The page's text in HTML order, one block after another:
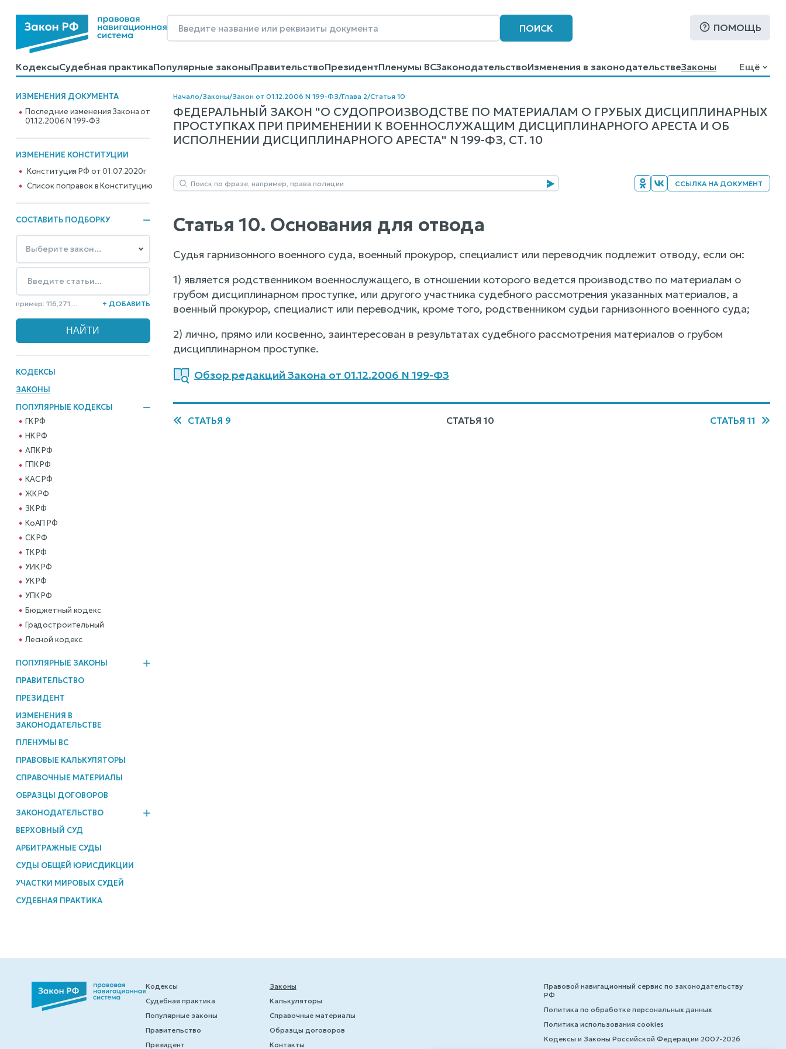
ПОИСК ПОМОЩЬ
КодексыСудебная практикаПопулярные законыПравительствоПрезидентПленумы ВСЗаконодательствоИзменения в законодательствеЗаконы
КалькуляторыСправочные материалыОбразцы договоровКонтактыПомощьПоиск
Ещё
ИЗМЕНЕНИЯ ДОКУМЕНТА
Последние изменения Закона от
01.12.2006 N 199-ФЗ
ИЗМЕНЕНИЕ КОНСТИТУЦИИ
Конституция РФ от 01.07.2020г
Cписок поправок в Конституцию
СОСТАВИТЬ ПОДБОРКУ
пример: 116,271,... + ДОБАВИТЬ
КОДЕКСЫ
ЗАКОНЫ
ПОПУЛЯРНЫЕ КОДЕКСЫ
ГК РФ
НК РФ
АПК РФ
ГПК РФ
КАС РФ
ЖК РФ
ЗК РФ
КоАП РФ
СК РФ
ТК РФ
УИК РФ
УК РФ
УПК РФ
Бюджетный кодекс
Градостроительный
Лесной кодекс
ПОПУЛЯРНЫЕ ЗАКОНЫ
ПРАВИТЕЛЬСТВО
ПРЕЗИДЕНТ
ИЗМЕНЕНИЯ В
ЗАКОНОДАТЕЛЬСТВЕ
ПЛЕНУМЫ ВС
ПРАВОВЫЕ КАЛЬКУЛЯТОРЫ
СПРАВОЧНЫЕ МАТЕРИАЛЫ
ОБРАЗЦЫ ДОГОВОРОВ
ЗАКОНОДАТЕЛЬСТВО
ВЕРХОВНЫЙ СУД
АРБИТРАЖНЫЕ СУДЫ
СУДЫ ОБЩЕЙ ЮРИСДИКЦИИ
УЧАСТКИ МИРОВЫХ СУДЕЙ
СУДЕБНАЯ ПРАКТИКА
Начало/Законы/Закон от 01.12.2006 N 199-ФЗ/Глава 2/Статья 10
ФЕДЕРАЛЬНЫЙ ЗАКОН "О СУДОПРОИЗВОДСТВЕ ПО МАТЕРИАЛАМ О ГРУБЫХ ДИСЦИПЛИНАРНЫХ
ПРОСТУПКАХ ПРИ ПРИМЕНЕНИИ К ВОЕННОСЛУЖАЩИМ ДИСЦИПЛИНАРНОГО АРЕСТА И ОБ
ИСПОЛНЕНИИ ДИСЦИПЛИНАРНОГО АРЕСТА" N 199-ФЗ, СТ. 10
ССЫЛКА НА ДОКУМЕНТ
Статья 10. Основания для отвода
Судья гарнизонного военного суда, военный прокурор, специалист или переводчик подлежит отводу, если он:
1) является родственником военнослужащего, в отношении которого ведется производство по материалам о
грубом дисциплинарном проступке, или другого участника судебного рассмотрения указанных материалов, а
военный прокурор, специалист или переводчик, кроме того, родственником судьи гарнизонного военного суда;
2) лично, прямо или косвенно, заинтересован в результатах судебного рассмотрения материалов о грубом
дисциплинарном проступке.
Обзор редакций Закона от 01.12.2006 N 199-ФЗ
СТАТЬЯ 9 СТАТЬЯ 10 СТАТЬЯ 11
Кодексы
Судебная практика
Популярные законы
Правительство
Президент
Законы
Калькуляторы
Справочные материалы
Образцы договоров
Контакты
Правовой навигационный сервис по законодательству
РФ
Политика по обработке персональных данных
Политика использования cookies
Кодексы и Законы Российской Федерации 2007-2026